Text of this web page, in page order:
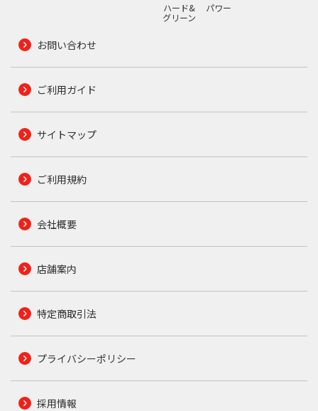
ハード&
グリーン
パワー
お問い合わせ
ご利用ガイド
サイトマップ
ご利用規約
会社概要
店舗案内
特定商取引法
プライバシーポリシー
採用情報